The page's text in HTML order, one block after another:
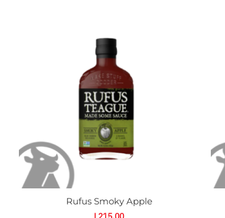
Rufus Smoky Apple